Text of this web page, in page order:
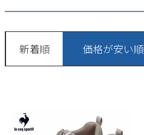
すべての商品
パンプス
レインシューズ
すべての商品
新着順 価格が安い順